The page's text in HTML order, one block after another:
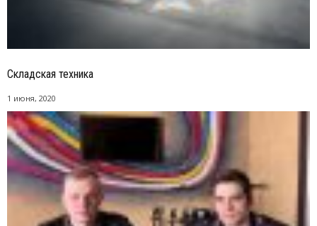
Складская техника
1 июня, 2020